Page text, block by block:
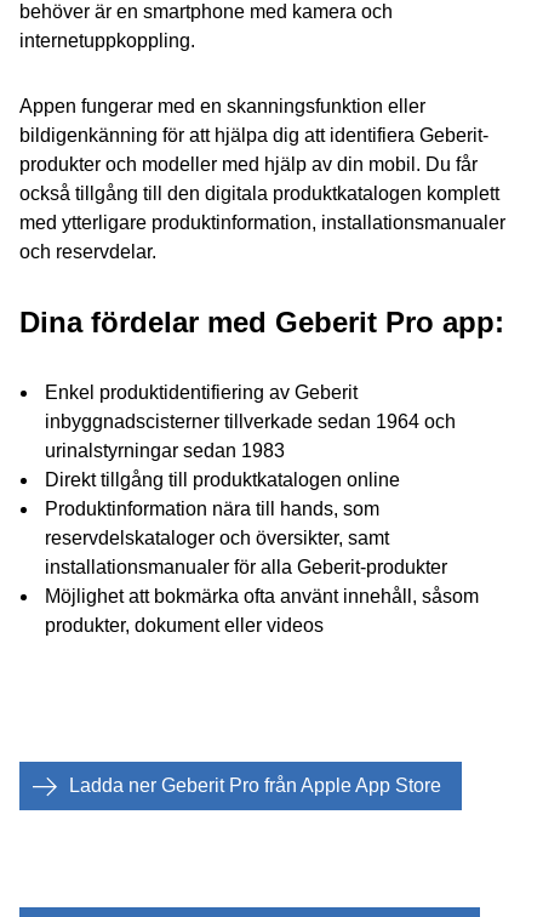
behöver är en smartphone med kamera och
internetuppkoppling.
Appen fungerar med en skanningsfunktion eller
bildigenkänning för att hjälpa dig att identifiera Geberit-
produkter och modeller med hjälp av din mobil. Du får
också tillgång till den digitala produktkatalogen komplett
med ytterligare produktinformation, installationsmanualer
och reservdelar.
Dina fördelar med Geberit Pro app:
Enkel produktidentifiering av Geberit
inbyggnadscisterner tillverkade sedan 1964 och
urinalstyrningar sedan 1983
Direkt tillgång till produktkatalogen online
Produktinformation nära till hands, som
reservdelskataloger och översikter, samt
installationsmanualer för alla Geberit-produkter
Möjlighet att bokmärka ofta använt innehåll, såsom
produkter, dokument eller videos
Ladda ner Geberit Pro från Apple App Store